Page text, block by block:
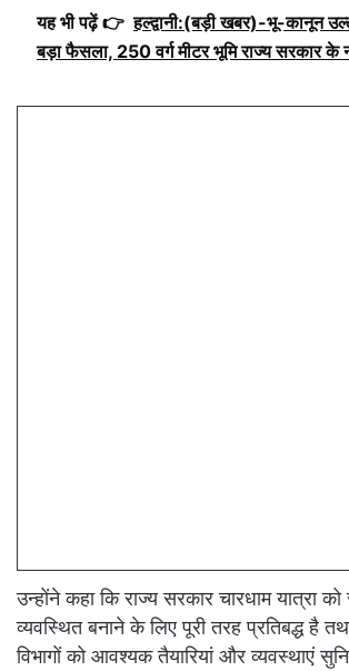
यह भी पढ़ें 👉 हल्द्वानी:(बड़ी खबर)-भू-कानून
बड़ा फैसला, 250 वर्ग मीटर भूमि राज्य सरकार के
उन्होंने कहा कि राज्य सरकार चारधाम यात्रा
व्यवस्थित बनाने के लिए पूरी तरह प्रतिबद्ध है
विभागों को आवश्यक तैयारियां और व्यवस्थाएं